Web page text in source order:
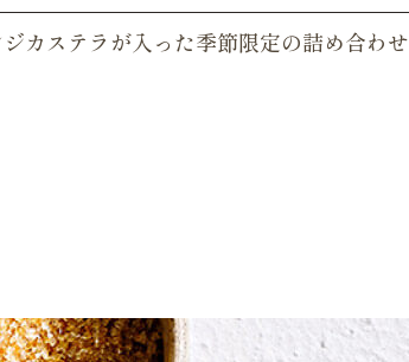
カステラが入った季節限定の詰め合わせ